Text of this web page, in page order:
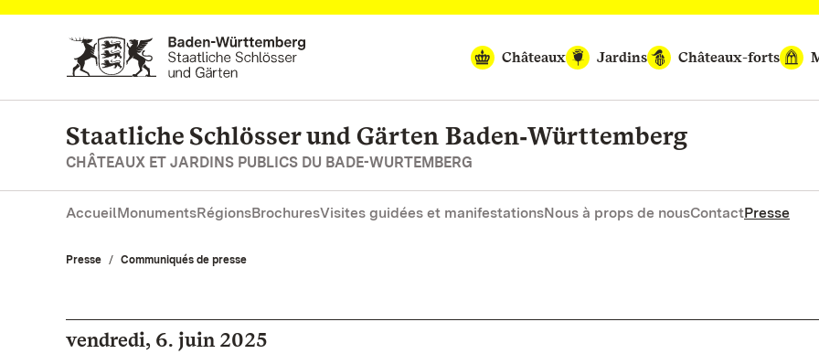
Vers la page d’accueil
Châteaux
Jardins Châteaux-forts
Staatliche Schlösser und Gärten Baden‑Württemberg
CHÂTEAUX ET JARDINS PUBLICS DU BADE-WURTEMBERG
AccueilMonumentsRégionsBrochuresVisites guidées et manifestationsNous à props de nousContactPresse
Presse Communiqués de presse
vendredi, 6. juin 2025